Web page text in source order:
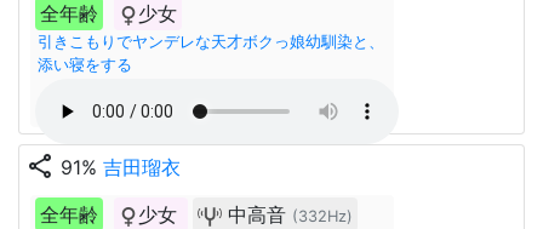
全年齢
少女
引きこもりでヤンデレな天才ボクっ娘幼馴染と、
添い寝をする
share 91% 吉田瑠衣
全年齢
少女 中高音 (332Hz)